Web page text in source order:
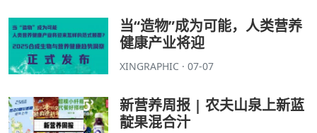
当“造物”成为可能，人类营养
健康产业将迎
XINGRAPHIC · 07-07
新营养周报 | 农夫山泉上新蓝
靛果混合汁